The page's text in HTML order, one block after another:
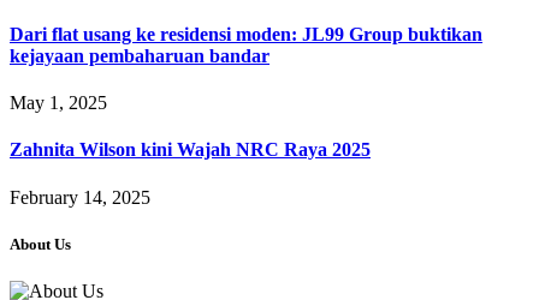
Dari flat usang ke residensi moden: JL99 Group buktikan
kejayaan pembaharuan bandar
May 1, 2025
Zahnita Wilson kini Wajah NRC Raya 2025
February 14, 2025
About Us